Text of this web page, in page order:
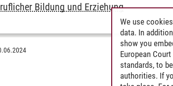
Bildung und Erziehung
We use
data. In
show you
European
standards, to
authorities. If